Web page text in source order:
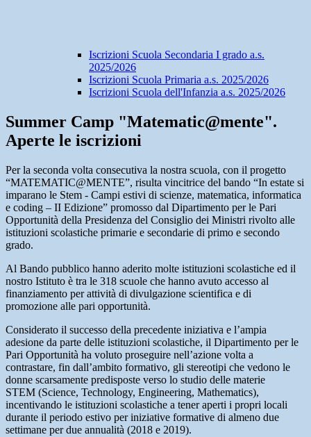
Iscrizioni Scuola Secondaria I grado a.s.
2025/2026
Iscrizioni Scuola Primaria a.s. 2025/2026
Iscrizioni Scuola dell'Infanzia a.s. 2025/2026
Summer Camp "Matematic@mente".
Aperte le iscrizioni
Per la seconda volta consecutiva la nostra scuola, con il progetto
“MATEMATIC@MENTE”, risulta vincitrice del bando “In estate si
imparano le Stem - Campi estivi di scienze, matematica, informatica
e coding – II Edizione” promosso dal Dipartimento per le Pari
Opportunità della Presidenza del Consiglio dei Ministri rivolto alle
istituzioni scolastiche primarie e secondarie di primo e secondo
grado.
Al Bando pubblico hanno aderito molte istituzioni scolastiche ed il
nostro Istituto è tra le 318 scuole che hanno avuto accesso al
finanziamento per attività di divulgazione scientifica e di
promozione alle pari opportunità.
Considerato il successo della precedente iniziativa e l’ampia
adesione da parte delle istituzioni scolastiche, il Dipartimento per le
Pari Opportunità ha voluto proseguire nell’azione volta a
contrastare, fin dall’ambito formativo, gli stereotipi che vedono le
donne scarsamente predisposte verso lo studio delle materie
STEM (Science, Technology, Engineering, Mathematics),
incentivando le istituzioni scolastiche a tener aperti i propri locali
durante il periodo estivo per iniziative formative di almeno due
settimane per due annualità (2018 e 2019).